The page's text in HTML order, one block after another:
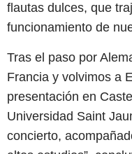
flautas dulces, que
funcionamiento de
Tras el paso por
Francia y volvimos a
presentación en
Universidad Saint
concierto,